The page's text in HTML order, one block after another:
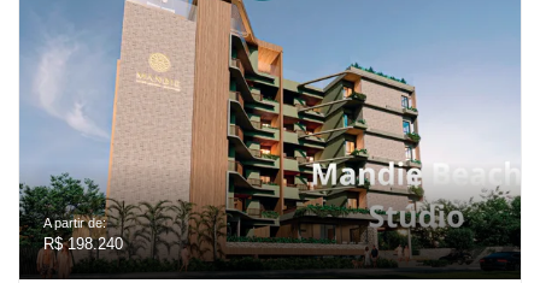
A partir de:
R$ 198.240